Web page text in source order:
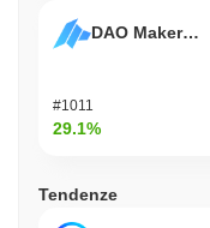
DAO Maker
#1011
29.1%
Tendenze